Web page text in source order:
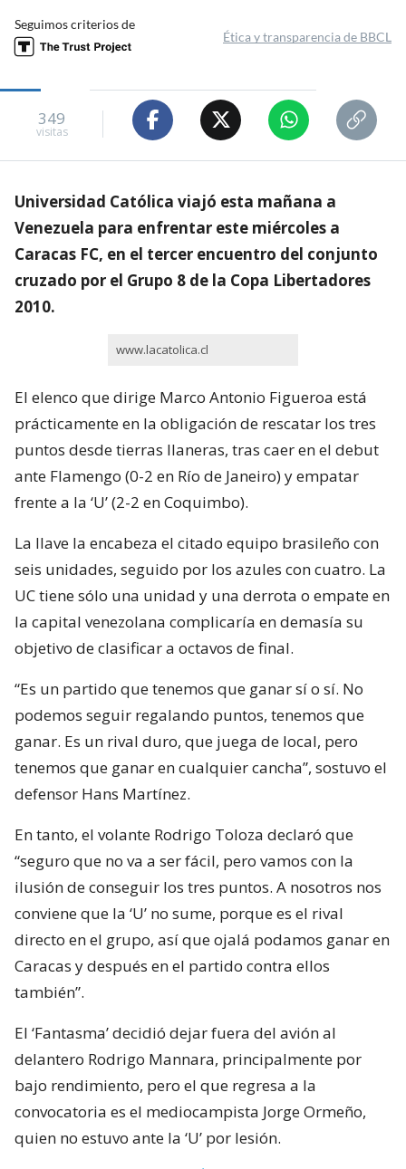
Seguimos criterios de
Ética y transparencia de BBCL
349
visitas
Universidad Católica viajó esta mañana a
Venezuela para enfrentar este miércoles a
Caracas FC, en el tercer encuentro del conjunto
cruzado por el Grupo 8 de la Copa Libertadores
2010.
www.lacatolica.cl
El elenco que dirige Marco Antonio Figueroa está
prácticamente en la obligación de rescatar los tres
puntos desde tierras llaneras, tras caer en el debut
ante Flamengo (0-2 en Río de Janeiro) y empatar
frente a la ‘U’ (2-2 en Coquimbo).
La llave la encabeza el citado equipo brasileño con
seis unidades, seguido por los azules con cuatro. La
UC tiene sólo una unidad y una derrota o empate en
la capital venezolana complicaría en demasía su
objetivo de clasificar a octavos de final.
“Es un partido que tenemos que ganar sí o sí. No
podemos seguir regalando puntos, tenemos que
ganar. Es un rival duro, que juega de local, pero
tenemos que ganar en cualquier cancha”, sostuvo el
defensor Hans Martínez.
En tanto, el volante Rodrigo Toloza declaró que
“seguro que no va a ser fácil, pero vamos con la
ilusión de conseguir los tres puntos. A nosotros nos
conviene que la ‘U’ no sume, porque es el rival
directo en el grupo, así que ojalá podamos ganar en
Caracas y después en el partido contra ellos
también”.
El ‘Fantasma’ decidió dejar fuera del avión al
delantero Rodrigo Mannara, principalmente por
bajo rendimiento, pero el que regresa a la
convocatoria es el mediocampista Jorge Ormeño,
quien no estuvo ante la ‘U’ por lesión.